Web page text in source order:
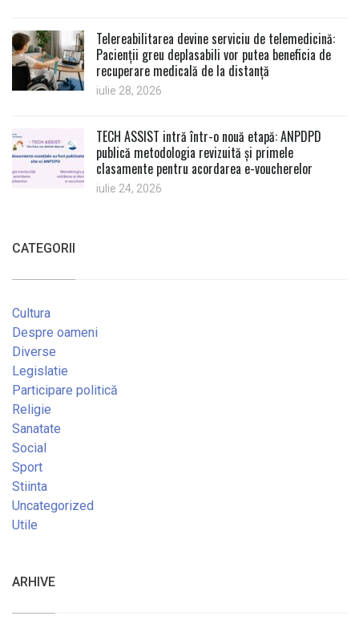
Telereabilitarea devine serviciu de telemedicină:
Pacienții greu deplasabili vor putea beneficia de
recuperare medicală de la distanță
iulie 28, 2026
TECH ASSIST intră într-o nouă etapă: ANPDPD
publică metodologia revizuită și primele
clasamente pentru acordarea e-voucherelor
iulie 24, 2026
CATEGORII
Cultura
Despre oameni
Diverse
Legislatie
Participare politică
Religie
Sanatate
Social
Sport
Stiinta
Uncategorized
Utile
ARHIVE